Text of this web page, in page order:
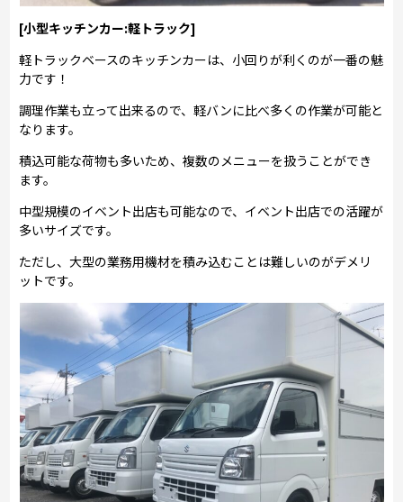
[小型キッチンカー:軽トラック]
軽トラックベースのキッチンカーは、小回りが利くのが一番の魅
力です！
調理作業も立って出来るので、軽バンに比べ多くの作業が可能と
なります。
積込可能な荷物も多いため、複数のメニューを扱うことができ
ます。
中型規模のイベント出店も可能なので、イベント出店での活躍が
多いサイズです。
ただし、大型の業務用機材を積み込むことは難しいのがデメリ
ットです。